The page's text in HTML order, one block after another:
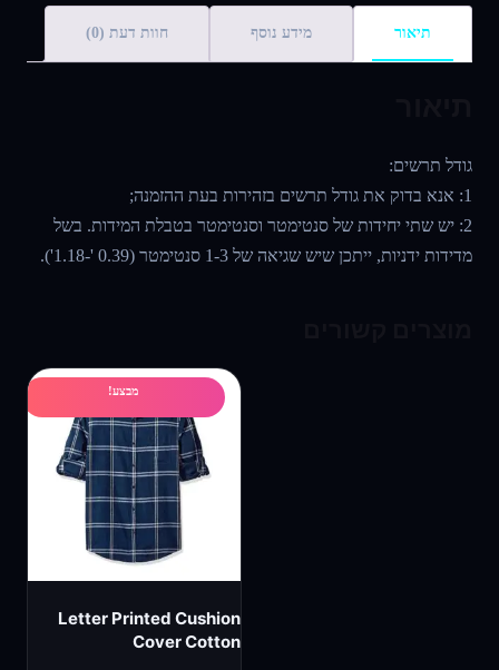
תיאור מידע נוסף חוות דעת (0)
גודל תרשים:
1: אנא בדוק את גודל תרשים בזהירות בעת ההזמנה;
2: יש שתי יחידות של סנטימטר וסנטימטר בטבלת המידות. בשל
מדידות ידניות, ייתכן שיש שגיאה של 1-3 סנטימטר (0.39 '-1.18').
מבצע!
Letter Printed Cushion
Cover Cotton